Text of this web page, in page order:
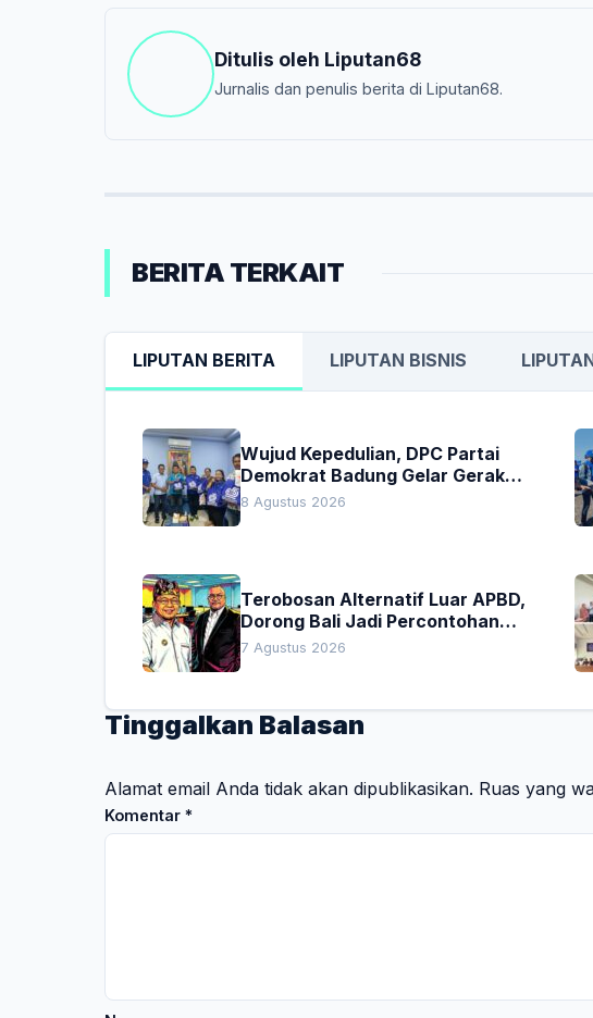
Ditulis oleh Liputan68
Jurnalis dan penulis berita di Liputan68.
BERITA TERKAIT
LIPUTAN BERITA LIPUTAN BISNIS
Wujud Kepedulian, DPC Partai
Demokrat Badung Gelar Gerakan
Donor Darah
8 Agustus 2026
Terobosan Alternatif Luar APBD,
Dorong Bali Jadi Percontohan
Nasional Pembiayaan Daerah
7 Agustus 2026
Tinggalkan Balasan
Alamat email Anda tidak akan dipublikasikan. Ruas yang
Komentar *